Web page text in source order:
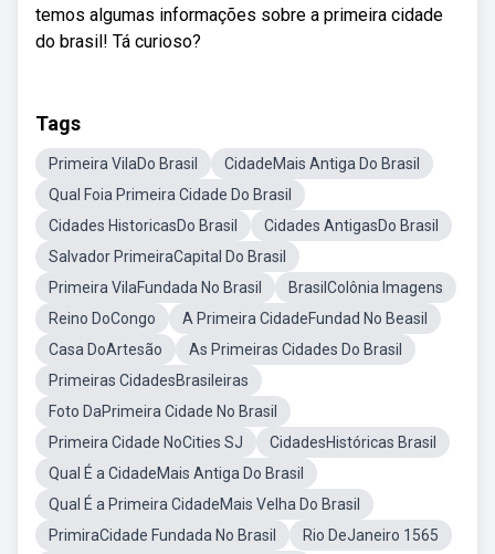
temos algumas informações sobre a primeira cidade
do brasil! Tá curioso?
Tags
Primeira VilaDo Brasil
CidadeMais Antiga Do Brasil
Qual Foia Primeira Cidade Do Brasil
Cidades HistoricasDo Brasil
Cidades AntigasDo Brasil
Salvador PrimeiraCapital Do Brasil
Primeira VilaFundada No Brasil
BrasilColônia Imagens
Reino DoCongo
A Primeira CidadeFundad No Beasil
Casa DoArtesão
As Primeiras Cidades Do Brasil
Primeiras CidadesBrasileiras
Foto DaPrimeira Cidade No Brasil
Primeira Cidade NoCities SJ
CidadesHistóricas Brasil
Qual É a CidadeMais Antiga Do Brasil
Qual É a Primeira CidadeMais Velha Do Brasil
PrimiraCidade Fundada No Brasil
Rio DeJaneiro 1565